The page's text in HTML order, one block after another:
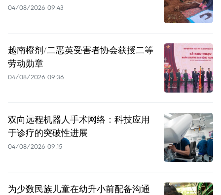
04/08/2026 09:43
越南橙剂/二恶英受害者协会获授二等
劳动勋章
04/08/2026 09:36
双向远程机器人手术网络：科技应用
于诊疗的突破性进展
04/08/2026 09:15
为少数民族儿童在幼升小前配备沟通